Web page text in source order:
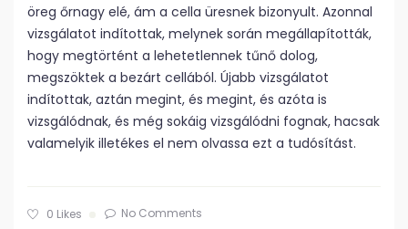
öreg őrnagy elé, ám a cella üresnek bizonyult. Azonnal
vizsgálatot indítottak, melynek során megállapították,
hogy megtörtént a lehetetlennek tűnő dolog,
megszöktek a bezárt cellából. Újabb vizsgálatot
indítottak, aztán megint, és megint, és azóta is
vizsgálódnak, és még sokáig vizsgálódni fognak, hacsak
valamelyik illetékes el nem olvassa ezt a tudósítást.
0 Likes No Comments